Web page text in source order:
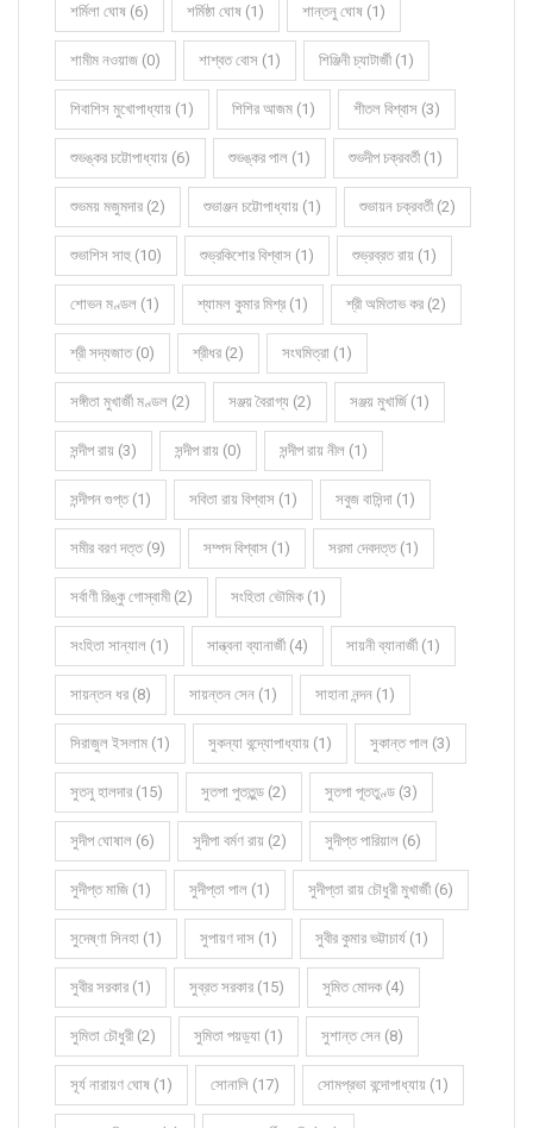
শর্মিলা ঘোষ (6) শর্মিষ্ঠা ঘোষ (1) শান্তনু ঘোষ (1)
শামীম নওয়াজ (0) শাশ্বত বোস (1) শিঞ্জিনী চ্যাটার্জী (1)
শিবাশিস মুখোপাধ্যায় (1) শিশির আজম (1) শীতল বিশ্বাস (3)
শুভঙ্কর চট্টোপাধ্যায় (6) শুভঙ্কর পাল (1) শুভদীপ চক্রবর্তী (1)
শুভময় মজুমদার (2) শুভাঞ্জন চট্টোপাধ্যায় (1) শুভায়ন চক্রবর্তী (2)
শুভাশিস সাহু (10) শুভ্রকিশোর বিশ্বাস (1) শুভ্রব্রত রায় (1)
শোভন মণ্ডল (1) শ্যামল কুমার মিশ্র (1) শ্রী অমিতাভ কর (2)
শ্রী সদ্যজাত (0) শ্রীধর (2) সংঘমিত্রা (1)
সঙ্গীতা মুখার্জী মণ্ডল (2) সঞ্জয় বৈরাগ্য (2) সঞ্জয় মুখার্জি (1)
সন্দীপ রায় (3) সন্দীপ রায় (0) সন্দীপ রায় নীল (1)
সন্দীপন গুপ্ত (1) সবিতা রায় বিশ্বাস (1) সবুজ বাসিন্দা (1)
সমীর বরণ দত্ত (9) সম্পদ বিশ্বাস (1) সরমা দেবদত্ত (1)
সর্বাণী রিঙ্কু গোস্বামী (2) সংহিতা ভৌমিক (1)
সংহিতা সান্যাল (1) সান্ত্বনা ব্যানার্জী (4) সায়নী ব্যানার্জী (1)
সায়ন্তন ধর (8) সায়ন্তন সেন (1) সাহানা নন্দন (1)
সিরাজুল ইসলাম (1) সুকন্যা বন্দ্যোপাধ্যায় (1) সুকান্ত পাল (3)
সুতনু হালদার (15) সুতপা পুততুন্ড (2) সুতপা পূততুণ্ড (3)
সুদীপ ঘোষাল (6) সুদীপা বর্মণ রায় (2) সুদীপ্ত পারিয়াল (6)
সুদীপ্ত মাজি (1) সুদীপ্তা পাল (1) সুদীপ্তা রায় চৌধুরী মুখার্জী (6)
সুদেষ্ণা সিনহা (1) সুপায়ণ দাস (1) সুবীর কুমার ভট্টাচার্য (1)
সুবীর সরকার (1) সুব্রত সরকার (15) সুমিত মোদক (4)
সুমিতা চৌধুরী (2) সুমিতা পয়ড়্যা (1) সুশান্ত সেন (8)
সূর্য নারায়ণ ঘোষ (1) সোনালি (17) সোমপ্রভা বন্দোপাধ্যায় (1)